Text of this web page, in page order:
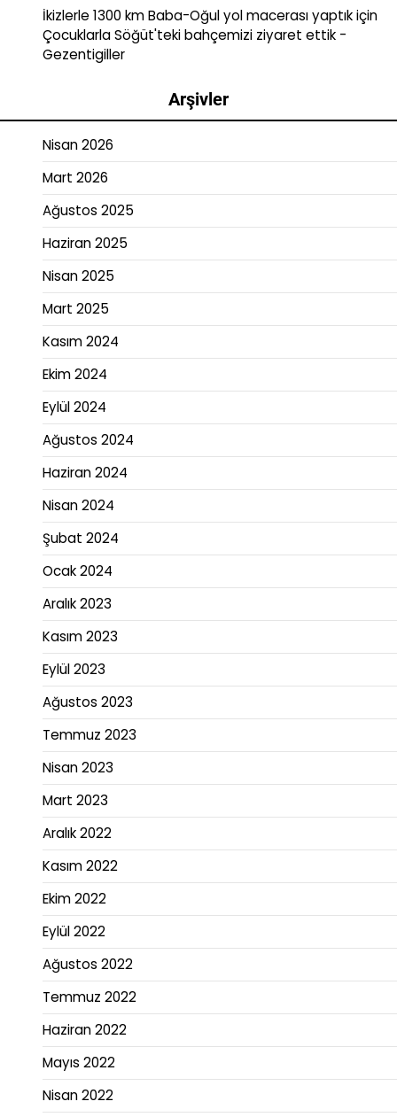
İkizlerle 1300 km Baba-Oğul yol macerası yaptıkiçin
Çocuklarla Söğüt'teki bahçemizi ziyaret ettik -
Gezentigiller
Arşivler
Nisan 2026
Mart 2026
Ağustos 2025
Haziran 2025
Nisan 2025
Mart 2025
Kasım 2024
Ekim 2024
Eylül 2024
Ağustos 2024
Haziran 2024
Nisan 2024
Şubat 2024
Ocak 2024
Aralık 2023
Kasım 2023
Eylül 2023
Ağustos 2023
Temmuz 2023
Nisan 2023
Mart 2023
Aralık 2022
Kasım 2022
Ekim 2022
Eylül 2022
Ağustos 2022
Temmuz 2022
Haziran 2022
Mayıs 2022
Nisan 2022